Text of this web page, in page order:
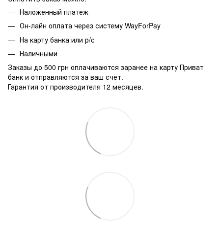
Наложенный платеж
Он-лайн оплата через систему WayForPay
На карту банка или р/с
Наличными
Заказы до 500 грн оплачиваются заранее на карту Приват
банк и отправляются за ваш счет.
Гарантия от производителя 12 месяцев.